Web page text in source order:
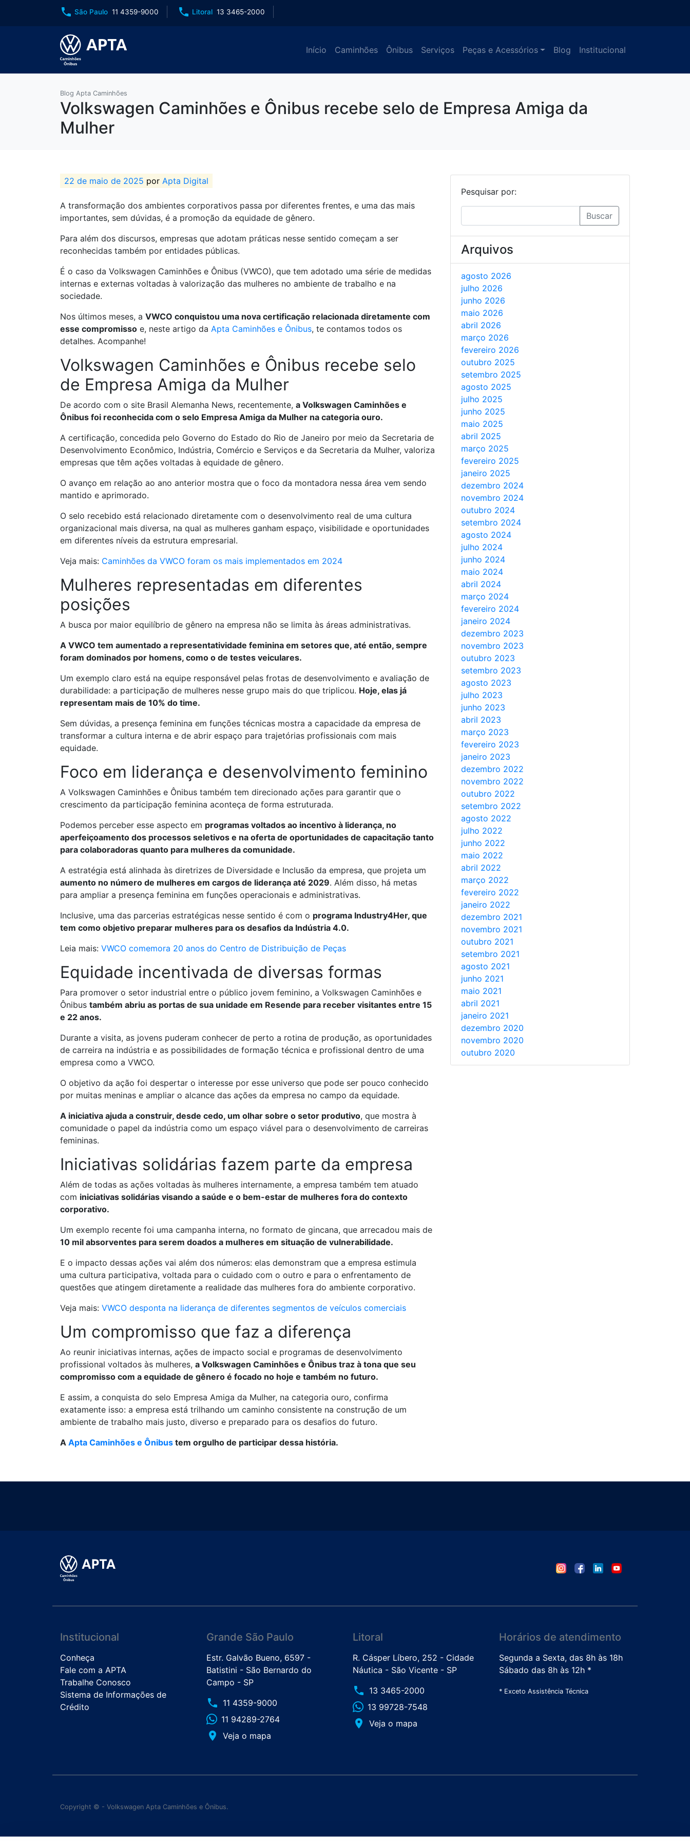
phone São Paulo 11 4359-9000 phone Litoral 13 3465-2000
Início Caminhões Ônibus Serviços Peças e Acessórios Blog Institucional
Blog Apta Caminhões
Volkswagen Caminhões e Ônibus recebe selo de Empresa Amiga da
Mulher
22 de maio de 2025 por Apta Digital
A transformação dos ambientes corporativos passa por diferentes frentes, e uma das mais
importantes, sem dúvidas, é a promoção da equidade de gênero.
Para além dos discursos, empresas que adotam práticas nesse sentido começam a ser
reconhecidas também por entidades públicas.
É o caso da Volkswagen Caminhões e Ônibus (VWCO), que tem adotado uma série de medidas
internas e externas voltadas à valorização das mulheres no ambiente de trabalho e na
sociedade.
Nos últimos meses, a VWCO conquistou uma nova certificação relacionada diretamente com
esse compromisso e, neste artigo da Apta Caminhões e Ônibus, te contamos todos os
detalhes. Acompanhe!
Volkswagen Caminhões e Ônibus recebe selo
de Empresa Amiga da Mulher
De acordo com o site Brasil Alemanha News, recentemente, a Volkswagen Caminhões e
Ônibus foi reconhecida com o selo Empresa Amiga da Mulher na categoria ouro.
A certificação, concedida pelo Governo do Estado do Rio de Janeiro por meio da Secretaria de
Desenvolvimento Econômico, Indústria, Comércio e Serviços e da Secretaria da Mulher, valoriza
empresas que têm ações voltadas à equidade de gênero.
O avanço em relação ao ano anterior mostra que o foco da montadora nessa área vem sendo
mantido e aprimorado.
O selo recebido está relacionado diretamente com o desenvolvimento real de uma cultura
organizacional mais diversa, na qual as mulheres ganham espaço, visibilidade e oportunidades
em diferentes níveis da estrutura empresarial.
Veja mais: Caminhões da VWCO foram os mais implementados em 2024
Mulheres representadas em diferentes
posições
A busca por maior equilíbrio de gênero na empresa não se limita às áreas administrativas.
A VWCO tem aumentado a representatividade feminina em setores que, até então, sempre
foram dominados por homens, como o de testes veiculares.
Um exemplo claro está na equipe responsável pelas frotas de desenvolvimento e avaliação de
durabilidade: a participação de mulheres nesse grupo mais do que triplicou. Hoje, elas já
representam mais de 10% do time.
Sem dúvidas, a presença feminina em funções técnicas mostra a capacidade da empresa de
transformar a cultura interna e de abrir espaço para trajetórias profissionais com mais
equidade.
Foco em liderança e desenvolvimento feminino
A Volkswagen Caminhões e Ônibus também tem direcionado ações para garantir que o
crescimento da participação feminina aconteça de forma estruturada.
Podemos perceber esse aspecto em programas voltados ao incentivo à liderança, no
aperfeiçoamento dos processos seletivos e na oferta de oportunidades de capacitação tanto
para colaboradoras quanto para mulheres da comunidade.
A estratégia está alinhada às diretrizes de Diversidade e Inclusão da empresa, que projeta um
aumento no número de mulheres em cargos de liderança até 2029. Além disso, há metas
para ampliar a presença feminina em funções operacionais e administrativas.
Inclusive, uma das parcerias estratégicas nesse sentido é com o programa Industry4Her, que
tem como objetivo preparar mulheres para os desafios da Indústria 4.0.
Leia mais: VWCO comemora 20 anos do Centro de Distribuição de Peças
Equidade incentivada de diversas formas
Para promover o setor industrial entre o público jovem feminino, a Volkswagen Caminhões e
Ônibus também abriu as portas de sua unidade em Resende para receber visitantes entre 15
e 22 anos.
Durante a visita, as jovens puderam conhecer de perto a rotina de produção, as oportunidades
de carreira na indústria e as possibilidades de formação técnica e profissional dentro de uma
empresa como a VWCO.
O objetivo da ação foi despertar o interesse por esse universo que pode ser pouco conhecido
por muitas meninas e ampliar o alcance das ações da empresa no campo da equidade.
A iniciativa ajuda a construir, desde cedo, um olhar sobre o setor produtivo, que mostra à
comunidade o papel da indústria como um espaço viável para o desenvolvimento de carreiras
femininas.
Iniciativas solidárias fazem parte da empresa
Além de todas as ações voltadas às mulheres internamente, a empresa também tem atuado
com iniciativas solidárias visando a saúde e o bem-estar de mulheres fora do contexto
corporativo.
Um exemplo recente foi uma campanha interna, no formato de gincana, que arrecadou mais de
10 mil absorventes para serem doados a mulheres em situação de vulnerabilidade.
E o impacto dessas ações vai além dos números: elas demonstram que a empresa estimula
uma cultura participativa, voltada para o cuidado com o outro e para o enfrentamento de
questões que atingem diretamente a realidade das mulheres fora do ambiente corporativo.
Veja mais: VWCO desponta na liderança de diferentes segmentos de veículos comerciais
Um compromisso que faz a diferença
Ao reunir iniciativas internas, ações de impacto social e programas de desenvolvimento
profissional voltados às mulheres, a Volkswagen Caminhões e Ônibus traz à tona que seu
compromisso com a equidade de gênero é focado no hoje e também no futuro.
E assim, a conquista do selo Empresa Amiga da Mulher, na categoria ouro, confirma
exatamente isso: a empresa está trilhando um caminho consistente na construção de um
ambiente de trabalho mais justo, diverso e preparado para os desafios do futuro.
A Apta Caminhões e Ônibus tem orgulho de participar dessa história.
Pesquisar por:
Buscar
Arquivos
agosto 2026
julho 2026
junho 2026
maio 2026
abril 2026
março 2026
fevereiro 2026
outubro 2025
setembro 2025
agosto 2025
julho 2025
junho 2025
maio 2025
abril 2025
março 2025
fevereiro 2025
janeiro 2025
dezembro 2024
novembro 2024
outubro 2024
setembro 2024
agosto 2024
julho 2024
junho 2024
maio 2024
abril 2024
março 2024
fevereiro 2024
janeiro 2024
dezembro 2023
novembro 2023
outubro 2023
setembro 2023
agosto 2023
julho 2023
junho 2023
abril 2023
março 2023
fevereiro 2023
janeiro 2023
dezembro 2022
novembro 2022
outubro 2022
setembro 2022
agosto 2022
julho 2022
junho 2022
maio 2022
abril 2022
março 2022
fevereiro 2022
janeiro 2022
dezembro 2021
novembro 2021
outubro 2021
setembro 2021
agosto 2021
junho 2021
maio 2021
abril 2021
janeiro 2021
dezembro 2020
novembro 2020
outubro 2020
Institucional
Conheça
Fale com a APTA
Trabalhe Conosco
Sistema de Informações de
Crédito
Grande São Paulo
Estr. Galvão Bueno, 6597 -
Batistini - São Bernardo do
Campo - SP
phone 11 4359-9000
11 94289-2764
place Veja o mapa
Litoral
R. Cásper Líbero, 252 - Cidade
Náutica - São Vicente - SP
phone 13 3465-2000
13 99728-7548
place Veja o mapa
Horários de atendimento
Segunda a Sexta, das 8h às 18h
Sábado das 8h às 12h *
* Exceto Assistência Técnica
Copyright © - Volkswagen Apta Caminhões e Ônibus.